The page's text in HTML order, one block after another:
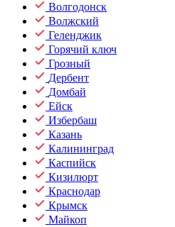
Волгодонск
Волжский
Геленджик
Горячий ключ
Грозный
Дербент
Домбай
Ейск
Избербаш
Казань
Калининград
Каспийск
Кизилюрт
Краснодар
Крымск
Майкоп